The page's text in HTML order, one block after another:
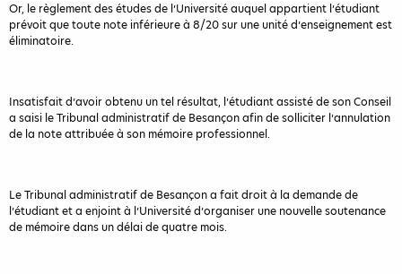
Or, le règlement des études de l’Université auquel appartient l’étudiant
prévoit que toute note inférieure à 8/20 sur une unité d’enseignement est
éliminatoire.
Insatisfait d’avoir obtenu un tel résultat, l’étudiant assisté de son Conseil
a saisi le Tribunal administratif de Besançon afin de solliciter l’annulation
de la note attribuée à son mémoire professionnel.
Le Tribunal administratif de Besançon a fait droit à la demande de
l’étudiant et a enjoint à l’Université d’organiser une nouvelle soutenance
de mémoire dans un délai de quatre mois.